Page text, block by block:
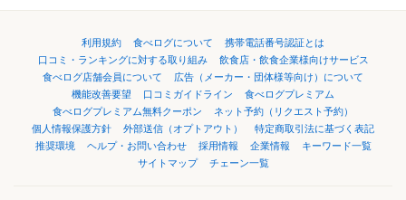
利用規約 食べログについて
携帯電話番号認証とは
口コミ・ランキングに対する取り組み
飲食店・飲食企業様向けサービス
食べログ店舗会員について
広告（メーカー・団体様等向け）について
機能改善要望
口コミガイドライン
食べログプレミアム
食べログプレミアム無料クーポン
ネット予約（リクエスト予約）
個人情報保護方針
外部送信（オプトアウト）
特定商取引法に基づく表記
推奨環境
ヘルプ・お問い合わせ 採用情報 企業情報
キーワード一覧
サイトマップ
チェーン一覧